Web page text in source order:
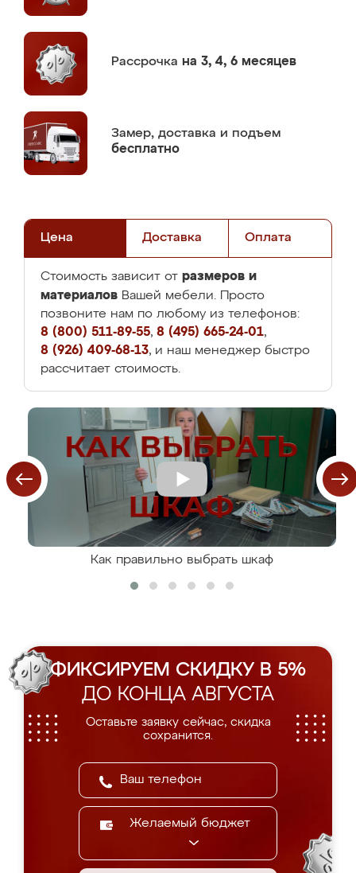
Рассрочка на 3, 4, 6 месяцев
Замер, доставка и подъем
бесплатно
Цена Доставка Оплата
Стоимость зависит от размеров и
материалов Вашей мебели. Просто
позвоните нам по любому из телефонов:
8 (800) 511-89-55, 8 (495) 665-24-01,
8 (926) 409-68-13, и наш менеджер быстро
рассчитает стоимость.
Как правильно выбрать шкаф
ФИКСИРУЕМ СКИДКУ В 5%
ДО КОНЦА АВГУСТА
Оставьте заявку сейчас, скидка
сохранится.
Желаемый бюджет